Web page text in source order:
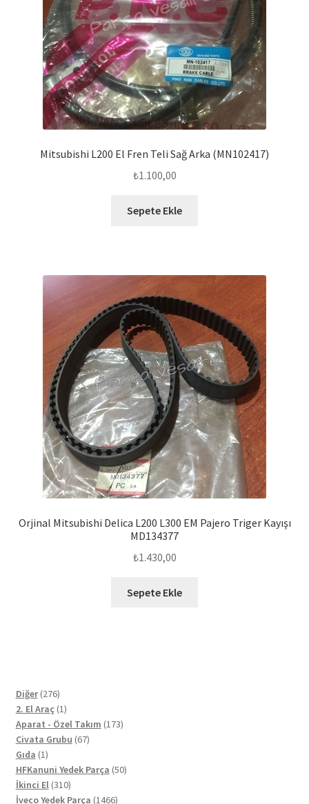
Mitsubishi L200 El Fren Teli Sağ Arka (MN102417)
₺1.100,00
Sepete Ekle
Orjinal Mitsubishi Delica L200 L300 EM Pajero Triger Kayışı
MD134377
₺1.430,00
Sepete Ekle
Diğer 276276
ürün
2. El Araç 11
ürün
Aparat - Özel Takım 173173
Civata Grubu 6767
Gıda 11
ürün
HFKanuni Yedek Parça 5050
İkinci El 310310
ürün
İveco Yedek Parça 14661466